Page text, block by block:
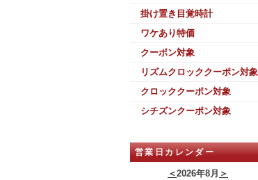
掛け置き目覚時計
ワケあり特価
クーポン対象
リズムクロッククーポン対象
クロッククーポン対象
シチズンクーポン対象
営業日カレンダー
＜2026年8月 ＞